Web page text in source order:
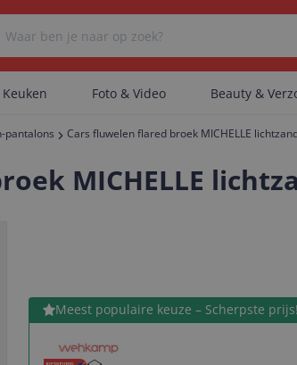
Er zijn geen categorieën
Er zijn geen artikelen
Keuken Foto & Video Beauty &
pantalons Cars fluwelen flared broek MICHELLE
MICHELLE
Meest populaire keuze – Scherpste prijs!
Bekijk product